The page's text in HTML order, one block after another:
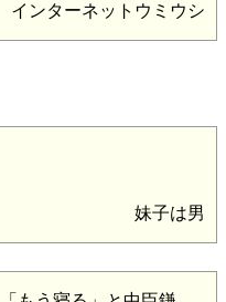
インターネットウミウシ
妹子は男